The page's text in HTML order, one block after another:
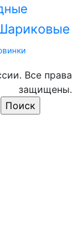
Все права
защищены.